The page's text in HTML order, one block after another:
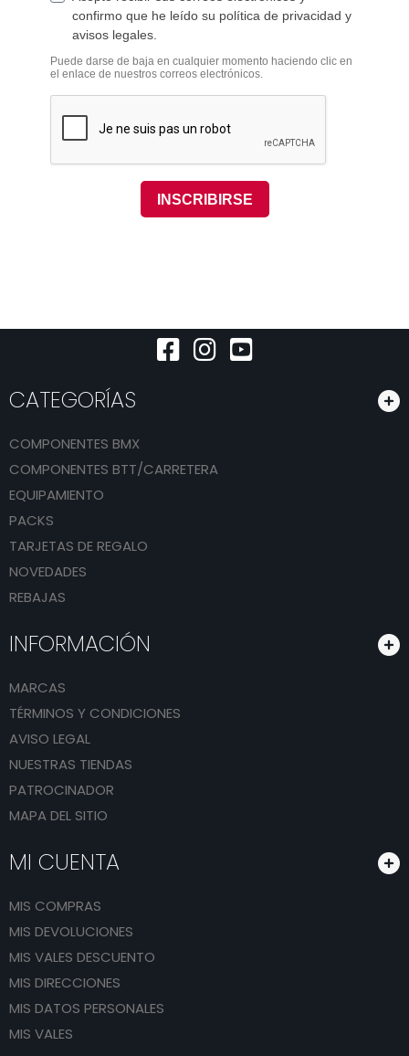
CATEGORÍAS
COMPONENTES BMX
COMPONENTES BTT/CARRETERA
EQUIPAMIENTO
PACKS
TARJETAS DE REGALO
NOVEDADES
REBAJAS
INFORMACIÓN
MARCAS
TÉRMINOS Y CONDICIONES
AVISO LEGAL
NUESTRAS TIENDAS
PATROCINADOR
MAPA DEL SITIO
MI CUENTA
MIS COMPRAS
MIS DEVOLUCIONES
MIS VALES DESCUENTO
MIS DIRECCIONES
MIS DATOS PERSONALES
MIS VALES